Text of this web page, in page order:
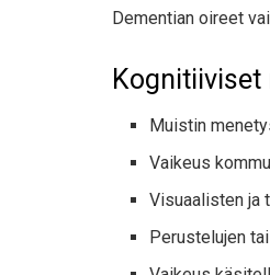
Dementian oireet
Muistin
Vaikeus
Visuaalisten ja
Perustelujen